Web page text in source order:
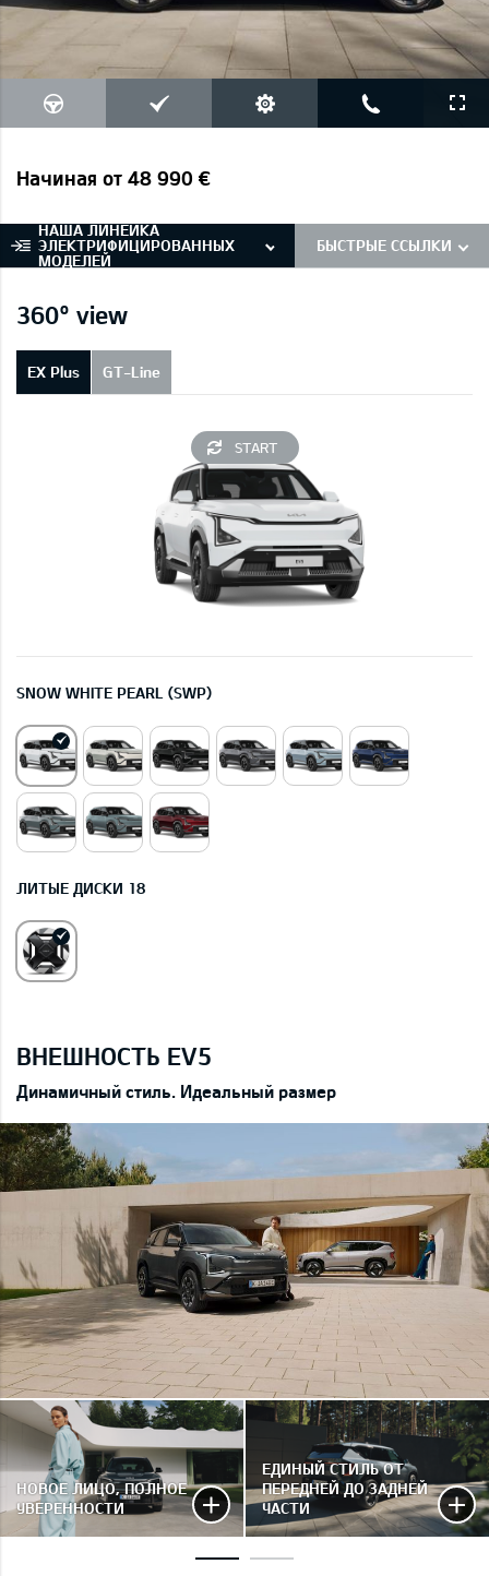
Начиная от 48 990 €
НАША ЛИНЕЙКА
ЭЛЕКТРИФИЦИРОВАННЫХ
МОДЕЛЕЙ
БЫСТРЫЕ ССЫЛКИ
360° view
EX Plus GT-Line
START
SNOW WHITE PEARL (SWP)
ЛИТЫЕ ДИСКИ 18
ВНЕШНОСТЬ EV5
Динамичный стиль. Идеальный размер
НОВОЕ ЛИЦО, ПОЛНОЕ
УВЕРЕННОСТИ
ЕДИНЫЙ СТИЛЬ ОТ
ПЕРЕДНЕЙ ДО ЗАДНЕЙ
ЧАСТИ